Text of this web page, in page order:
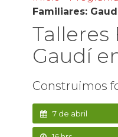
Familiares:
Talleres
Gaudí
Construimos
7 de abril